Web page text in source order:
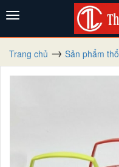
Trang chủ Sản phẩm